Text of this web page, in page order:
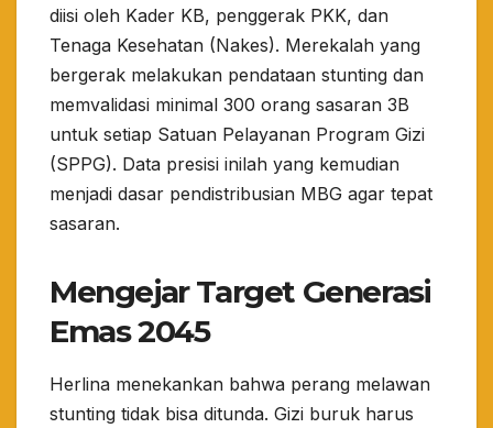
diisi oleh Kader KB, penggerak PKK, dan
Tenaga Kesehatan (Nakes). Merekalah yang
bergerak melakukan pendataan stunting dan
memvalidasi minimal 300 orang sasaran 3B
untuk setiap Satuan Pelayanan Program Gizi
(SPPG). Data presisi inilah yang kemudian
menjadi dasar pendistribusian MBG agar tepat
sasaran.
Mengejar Target Generasi
Emas 2045
​Herlina menekankan bahwa perang melawan
stunting tidak bisa ditunda. Gizi buruk harus